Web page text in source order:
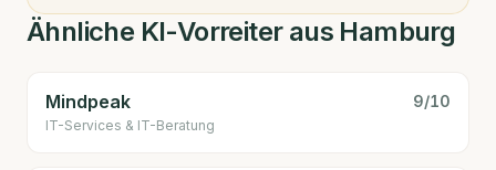
Ähnliche KI-Vorreiter aus Hamburg
Mindpeak 9/10
IT-Services & IT-Beratung